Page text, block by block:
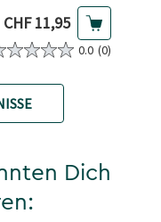
Aktueller Preis
CHF 11,95
0.0 (0)
Dich